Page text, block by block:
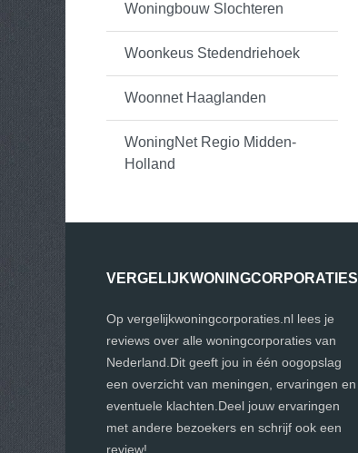
Woningbouw Slochteren
Woonkeus Stedendriehoek
Woonnet Haaglanden
WoningNet Regio Midden-
Holland
VERGELIJKWONINGCORPORATIES
Op vergelijkwoningcorporaties.nl lees je
reviews over alle woningcorporaties van
Nederland.Dit geeft jou in één oogopslag
een overzicht van meningen, ervaringen en
eventuele klachten.Deel jouw ervaringen
met andere bezoekers en schrijf ook een
review!